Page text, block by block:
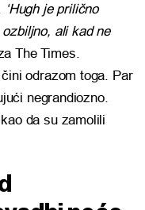
‘Hugh je prilično
ali kad ne
The Times.
odrazom toga. Par
negrandiozno.
da su zamolili